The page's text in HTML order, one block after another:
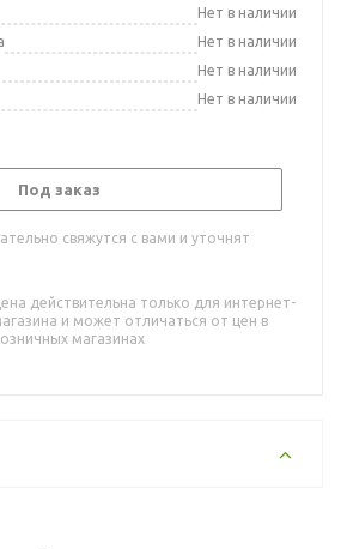
Нет в наличии
Нет в наличии
Нет в наличии
Нет в наличии
Под заказ
свяжутся с вами и уточнят
действительна только для интернет-
и может отличаться от цен в
магазинах